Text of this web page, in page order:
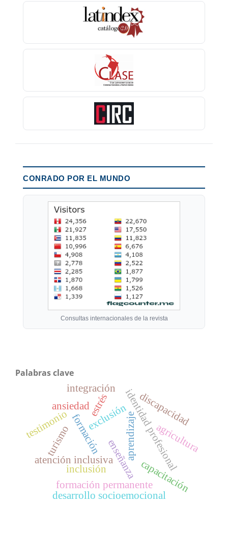
CONRADO POR EL MUNDO
Consultas internacionales de la revista
Palabras clave
formación
atención inclusiva identidad profesional
enseñanza
aprendizaje
inclusión
exclusión discapacidad
capacitación
estrés
ansiedad
formación permanente
agricultura
turismo
desarrollo socioemocional
integración
testimonio